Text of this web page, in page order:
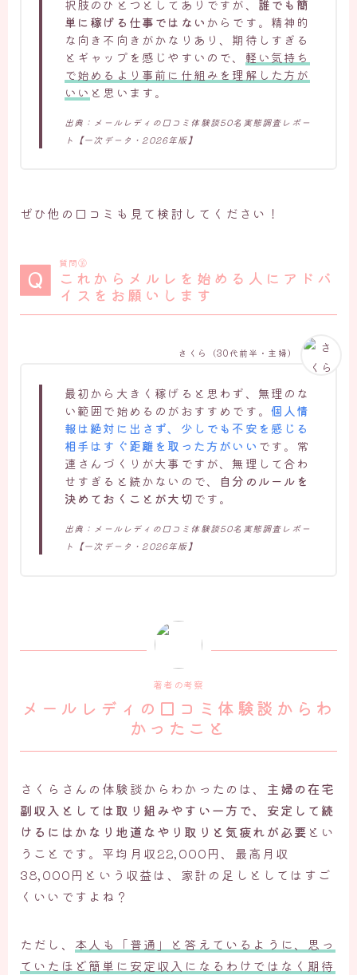
択肢のひとつとしてありですが、 誰でも簡
単に稼げる仕事ではない からです。精神的
な向き不向きがかなりあり、期待しすぎる
とギャップを感じやすいので、 軽い気持ち
で始めるより事前に仕組みを理解した方が
いい と思います。
出典：メールレディの口コミ体験談50名実態調査レポー
ト【一次データ・2026年版】
ぜひ他の口コミも見て検討してください！
質問⑯
これからメルレを始める人にアドバ
イスをお願いします
最初から大きく稼げると思わず、無理のな
い範囲で始めるのがおすすめです。 個人情
報は絶対に出さず、少しでも不安を感じる
相手はすぐ距離を取った方がいい です。常
連さんづくりが大事ですが、無理して合わ
せすぎると続かないので、
自分のルールを
決めておくことが大切です。
出典：メールレディの口コミ体験談50名実態調査レポー
ト【一次データ・2026年版】
さくら（30代前半・主婦）
著者の考察
メールレディの口コミ体験談からわ
かったこと
さくらさんの体験談からわかったのは、 主婦の在宅
副収入としては取り組みやすい一方で、安定して続
けるにはかなり地道なやり取りと気疲れが必要 とい
うことです。平均月収22,000円、最高月収
38,000円という収益は、家計の足しとしてはすご
くいいですよね？
ただし、 本人も「普通」と答えているように、思っ
ていたほど簡単に安定収入になるわけではなく期待